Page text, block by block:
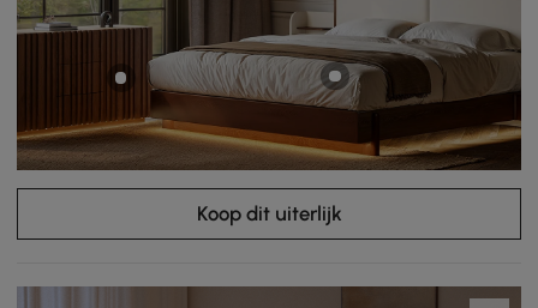
Koop dit uiterlijk